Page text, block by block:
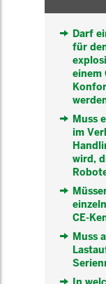
Darf
für
einem
Muss
im
wird,
CE-
Muss